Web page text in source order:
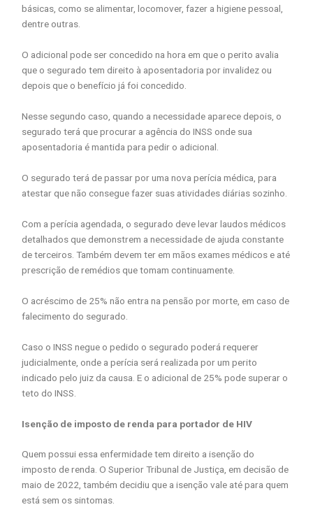
básicas, como se alimentar, locomover, fazer a higiene pessoal,
dentre outras.
O adicional pode ser concedido na hora em que o perito avalia
que o segurado tem direito à aposentadoria por invalidez ou
depois que o benefício já foi concedido.
Nesse segundo caso, quando a necessidade aparece depois, o
segurado terá que procurar a agência do INSS onde sua
aposentadoria é mantida para pedir o adicional.
O segurado terá de passar por uma nova perícia médica, para
atestar que não consegue fazer suas atividades diárias sozinho.
Com a perícia agendada, o segurado deve levar laudos médicos
detalhados que demonstrem a necessidade de ajuda constante
de terceiros. Também devem ter em mãos exames médicos e até
prescrição de remédios que tomam continuamente.
O acréscimo de 25% não entra na pensão por morte, em caso de
falecimento do segurado.
Caso o INSS negue o pedido o segurado poderá requerer
judicialmente, onde a perícia será realizada por um perito
indicado pelo juiz da causa. E o adicional de 25% pode superar o
teto do INSS.
Isenção de imposto de renda para portador de HIV
Quem possui essa enfermidade tem direito a isenção do
imposto de renda. O Superior Tribunal de Justiça, em decisão de
maio de 2022, também decidiu que a isenção vale até para quem
está sem os sintomas.